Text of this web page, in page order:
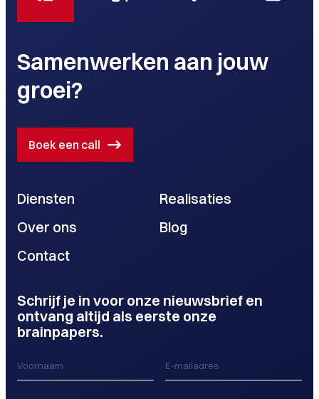
Samenwerken aan jouw
groei?
Boek een call
Diensten
Realisaties
Over ons
Blog
Contact
Schrijf je in voor onze nieuwsbrief en
ontvang altijd als eerste onze
brainpapers.